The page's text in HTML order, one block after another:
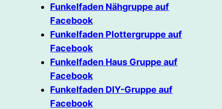
Funkelfaden Nähgruppe auf
Facebook
Funkelfaden Plottergruppe auf
Facebook
Funkelfaden Haus Gruppe auf
Facebook
Funkelfaden DIY-Gruppe auf
Facebook